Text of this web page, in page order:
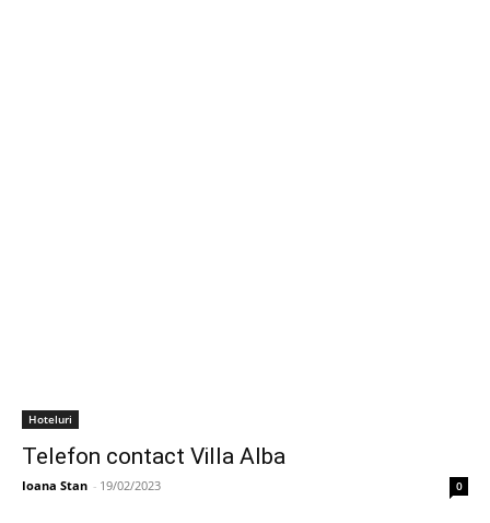
Hoteluri
Telefon contact Villa Alba
Ioana Stan - 19/02/2023 0